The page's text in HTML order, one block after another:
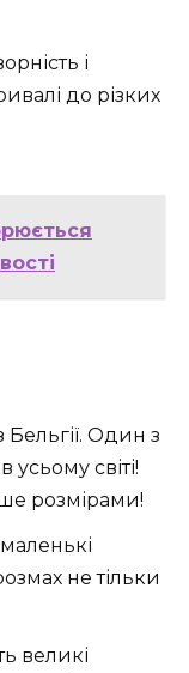
і
до різких
Один з
світі!
розмірами!
маленькі
не тільки
великі